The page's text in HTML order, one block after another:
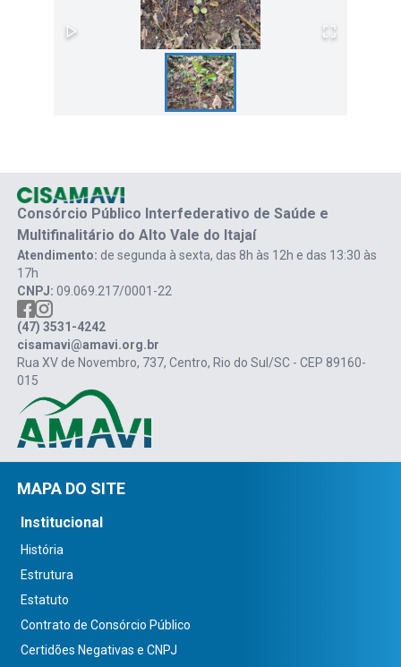
Consórcio Público Interfederativo de Saúde e
Multifinalitário do Alto Vale do Itajaí
Atendimento: de segunda à sexta, das 8h às 12h e das 13:30 às
17h
CNPJ: 09.069.217/0001-22
(47) 3531-4242
cisamavi@amavi.org.br
Rua XV de Novembro, 737, Centro, Rio do Sul/SC - CEP 89160-
015
MAPA DO SITE
Institucional
História
Estrutura
Estatuto
Contrato de Consórcio Público
Certidões Negativas e CNPJ